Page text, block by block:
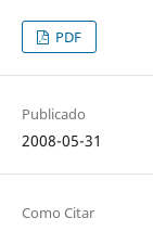
PDF
Publicado
2008-05-31
Como Citar